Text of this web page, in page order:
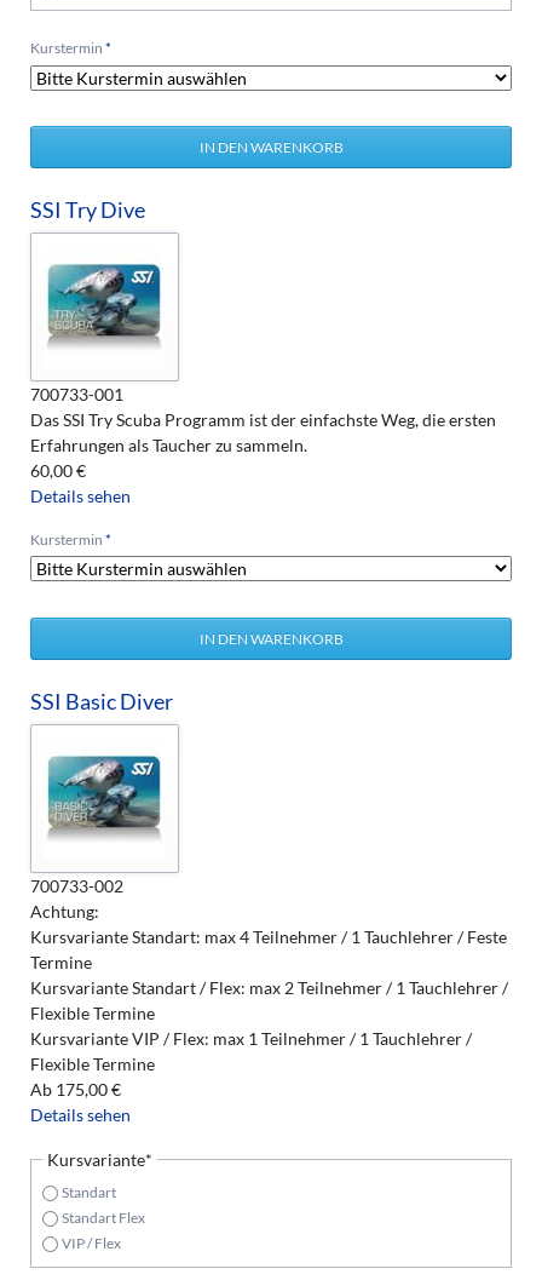
Pflichtfeld
Kurstermin *
SSI Try Dive
700733-001
Das SSI Try Scuba Programm ist der einfachste Weg, die ersten
Erfahrungen als Taucher zu sammeln.
60,00€
Details sehen
Pflichtfeld
Kurstermin *
SSI Basic Diver
700733-002
Achtung:
Kursvariante Standart: max 4 Teilnehmer / 1 Tauchlehrer / Feste
Termine
Kursvariante Standart / Flex: max 2 Teilnehmer / 1 Tauchlehrer /
Flexible Termine
Kursvariante VIP / Flex: max 1 Teilnehmer / 1 Tauchlehrer /
Flexible Termine
Ab175,00€
Details sehen
Pflichtfeld
Kursvariante*
Standart
Standart Flex
VIP / Flex